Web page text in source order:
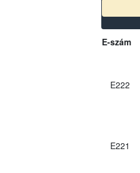
E-szám
E222
E221